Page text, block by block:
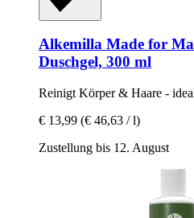
Alkemilla Made for
Duschgel, 300 ml
Reinigt Körper & Haare -​
€ 13,99 (€ 46,63 / l)
Zustellung bis 12. August